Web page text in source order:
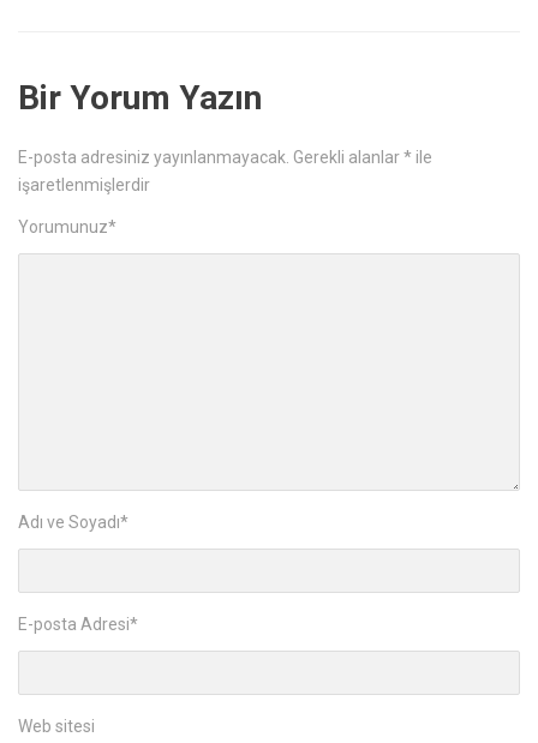
Bir Yorum Yazın
E-posta adresiniz yayınlanmayacak. Gerekli alanlar* ile
işaretlenmişlerdir
Yorumunuz*
Adı ve Soyadı*
E-posta Adresi*
Web sitesi